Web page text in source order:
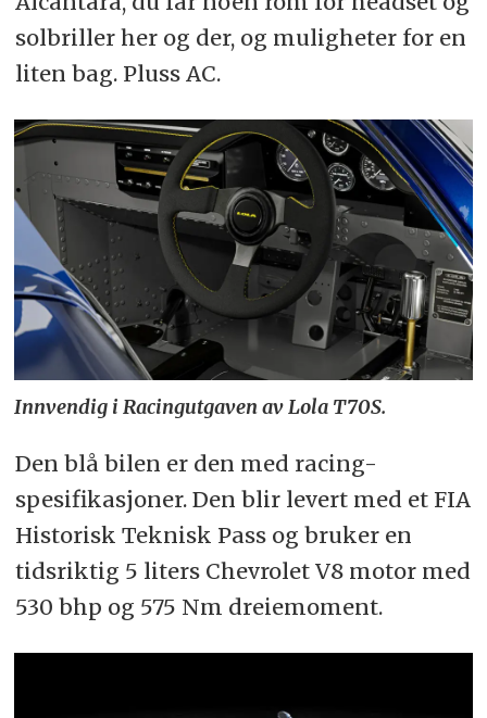
solbriller her og der, og muligheter for en
liten bag. Pluss AC.
Innvendig i Racingutgaven av Lola T70S.
Den blå bilen er den med racing-
spesifikasjoner. Den blir levert med et FIA
Historisk Teknisk Pass og bruker en
tidsriktig 5 liters Chevrolet V8 motor med
530 bhp og 575 Nm dreiemoment.